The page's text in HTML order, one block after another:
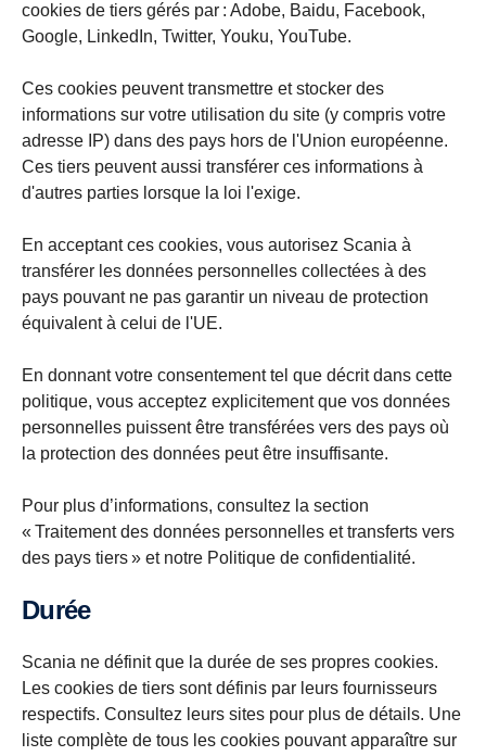
cookies de tiers gérés par : Adobe, Baidu, Facebook,
Google, LinkedIn, Twitter, Youku, YouTube.
Ces cookies peuvent transmettre et stocker des
informations sur votre utilisation du site (y compris votre
adresse IP) dans des pays hors de l'Union européenne.
Ces tiers peuvent aussi transférer ces informations à
d'autres parties lorsque la loi l'exige.
En acceptant ces cookies, vous autorisez Scania à
transférer les données personnelles collectées à des
pays pouvant ne pas garantir un niveau de protection
équivalent à celui de l'UE.
En donnant votre consentement tel que décrit dans cette
politique, vous acceptez explicitement que vos données
personnelles puissent être transférées vers des pays où
la protection des données peut être insuffisante.
Pour plus d’informations, consultez la section
« Traitement des données personnelles et transferts vers
des pays tiers » et notre Politique de confidentialité.
Durée
Scania ne définit que la durée de ses propres cookies.
Les cookies de tiers sont définis par leurs fournisseurs
respectifs. Consultez leurs sites pour plus de détails. Une
liste complète de tous les cookies pouvant apparaître sur